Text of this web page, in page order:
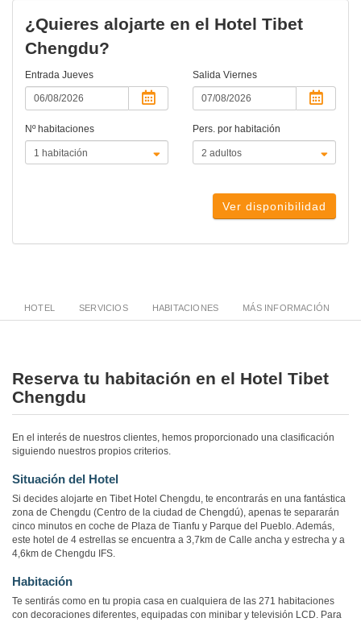
¿Quieres alojarte en el Hotel Tibet
Chengdu?
Entrada Jueves Salida Viernes
Nº habitaciones Pers. por habitación
Ver disponibilidad
HOTEL SERVICIOS HABITACIONES MÁS INFORMACIÓN
Reserva tu habitación en el Hotel Tibet
Chengdu
En el interés de nuestros clientes, hemos proporcionado una clasificación
siguiendo nuestros propios criterios.
Situación del Hotel
Si decides alojarte en Tibet Hotel Chengdu, te encontrarás en una fantástica
zona de Chengdu (Centro de la ciudad de Chengdú), apenas te separarán
cinco minutos en coche de Plaza de Tianfu y Parque del Pueblo. Además,
este hotel de 4 estrellas se encuentra a 3,7km de Calle ancha y estrecha y a
4,6km de Chengdu IFS.
Habitación
Te sentirás como en tu propia casa en cualquiera de las 271 habitaciones
con decoraciones diferentes, equipadas con minibar y televisión LCD. Para